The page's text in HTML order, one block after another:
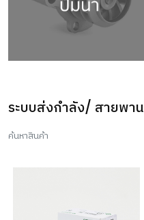
ระบบส่งกำลัง/ สายพาน